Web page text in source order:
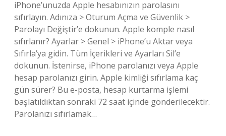
iPhone’unuzda Apple hesabınızın parolasını
sıfırlayın. Adınıza > Oturum Açma ve Güvenlik >
Parolayı Değiştir’e dokunun. Apple komple nasıl
sıfırlanır? Ayarlar > Genel > iPhone’u Aktar veya
Sıfırla’ya gidin. Tüm İçerikleri ve Ayarları Sil’e
dokunun. İstenirse, iPhone parolanızı veya Apple
hesap parolanızı girin. Apple kimliği sıfırlama kaç
gün sürer? Bu e-posta, hesap kurtarma işlemi
başlatıldıktan sonraki 72 saat içinde gönderilecektir.
Parolanızı sıfırlamak…